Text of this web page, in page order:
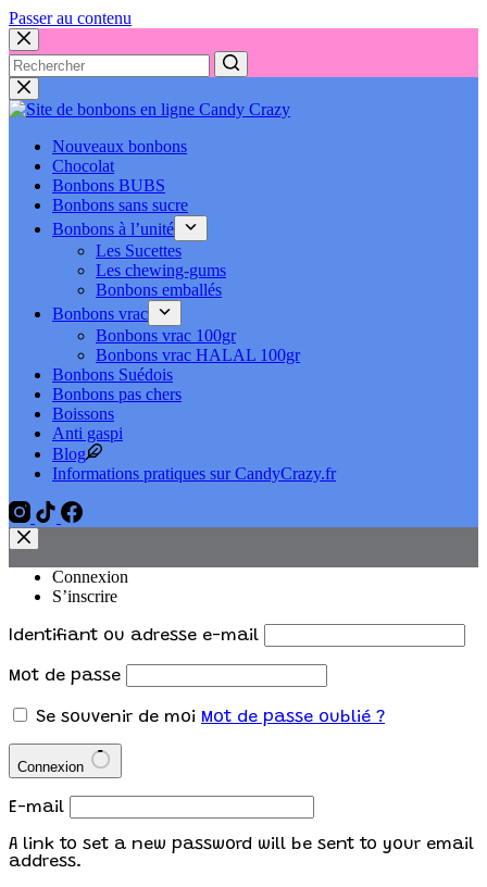
Passer au contenu
Nouveaux bonbons
Chocolat
Bonbons BUBS
Bonbons sans sucre
Bonbons à l’unité
Les Sucettes
Les chewing-gums
Bonbons emballés
Bonbons vrac
Bonbons vrac 100gr
Bonbons vrac HALAL 100gr
Bonbons Suédois
Bonbons pas chers
Boissons
Anti gaspi
Blog
Informations pratiques sur CandyCrazy.fr
Connexion
S’inscrire
Identifiant ou adresse e-mail
Mot de passe
Se souvenir de moi Mot de passe oublié ?
Connexion
E-mail
A link to set a new password will be sent to your email
address.